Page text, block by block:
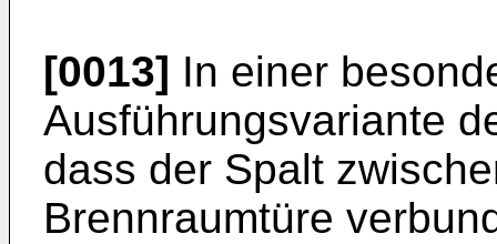
[0013] In einer
Ausführungsvariante
dass der Spalt
Brennraumtüre